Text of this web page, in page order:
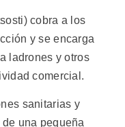
cobra a los
y se encarga
ladrones y otros
comercial.
sanitarias y
una pequeña